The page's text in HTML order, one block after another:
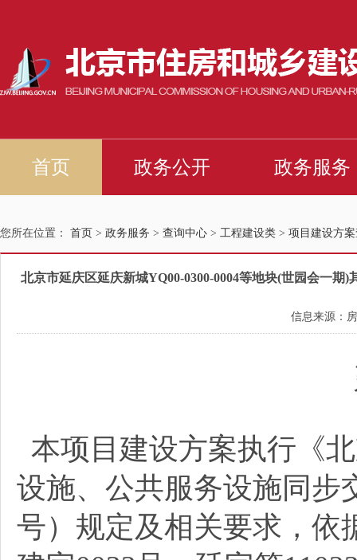
您所在位置： 首页 > 政务服务 > 查询中心 > 工程建设类 > 项目建设方
北京市延庆区延庆新城YQ00-0300-0004等地块(世园会一
信息来源：
本项目建设方案执行《
设施、公共服务设施同步
号）规定及相关要求，依